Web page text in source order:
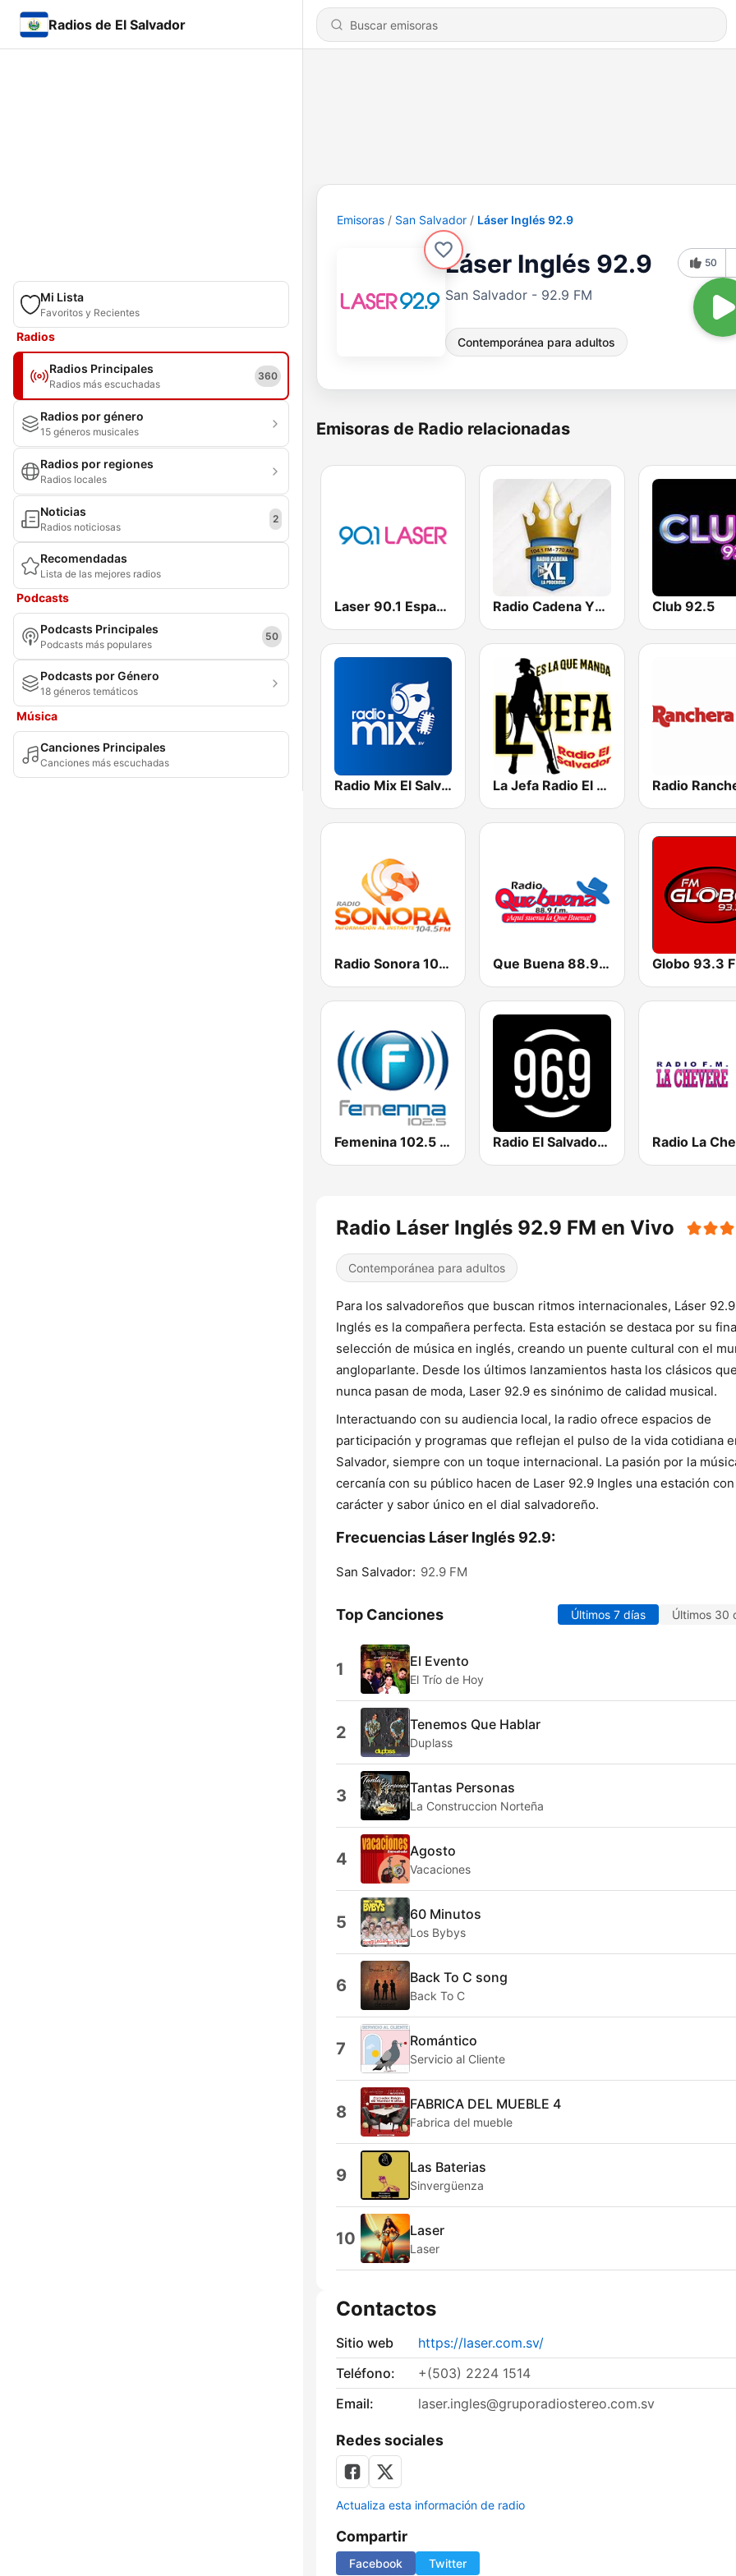
Radios de El Salvador
Mi Lista
Favoritos y Recientes
Radios
Radios Principales
Radios más escuchadas
360
Radios por género
15 géneros musicales
Radios por regiones
Radios locales
Noticias
Radios noticiosas
2
Recomendadas
Lista de las mejores radios
Podcasts
Podcasts Principales
Podcasts más populares
50
Podcasts por Género
18 géneros temáticos
Música
Canciones Principales
Canciones más escuchadas
Emisoras San Salvador Láser Inglés 92.9
Láser Inglés 92.9
San Salvador - 92.9 FM
Contemporánea para adultos
50
Emisoras de Radio relacionadas
Laser 90.1 Español Radio Cadena YSKL La Poderosa Club 92.5
Radio Mix El Salvador La Jefa Radio El Salvador
Radio Sonora 104.5 FM Que Buena 88.9 FM Globo 93.3
Femenina 102.5 FM Radio El Salvador | 96.9 FM
Radio Láser Inglés 92.9 FM en Vivo
Contemporánea para adultos
Para los salvadoreños que buscan ritmos internacionales, Láser 92.9
Inglés es la compañera perfecta. Esta estación se destaca por su fina
selección de música en inglés, creando un puente cultural con el
angloparlante. Desde los últimos lanzamientos hasta los clásicos
nunca pasan de moda, Laser 92.9 es sinónimo de calidad musical.
Interactuando con su audiencia local, la radio ofrece espacios de
participación y programas que reflejan el pulso de la vida cotidiana
Salvador, siempre con un toque internacional. La pasión por la
cercanía con su público hacen de Laser 92.9 Ingles una estación con
carácter y sabor único en el dial salvadoreño.
Frecuencias Láser Inglés 92.9:
San Salvador: 92.9 FM
Top Canciones Últimos 7 días Últimos 30
1 El Evento
El Trío de Hoy
2 Tenemos Que Hablar
Duplass
3 Tantas Personas
La Construccion Norteña
4 Agosto
Vacaciones
5 60 Minutos
Los Bybys
6 Back To C song
Back To C
7 Romántico
Servicio al Cliente
8 FABRICA DEL MUEBLE 4
Fabrica del mueble
9 Las Baterias
Sinvergüenza
10 Laser
Laser
Contactos
Sitio web
https://laser.com.sv/
Teléfono:
+(503) 2224 1514
Email:
laser.ingles@gruporadiostereo.com.sv
Redes sociales
Actualiza esta información de radio
Compartir
Facebook Twitter